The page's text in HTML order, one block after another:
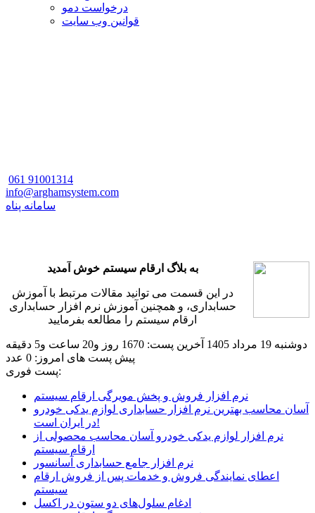
درخواست دمو
قوانین وب سایت
061 91001314
info@arghamsystem.com
سامانه پناه
به بلاگ ارقام سیستم خوش آمدید
در این قسمت می توانید مقالات مرتبط با آموزش
حسابداری، و همچنین آموزش نرم افزار حسابداری
ارقام سیستم را مطالعه بفرمایید
دوشنبه 19 مرداد 1405
آخرین پست: 1670 روز و20 ساعت و5 دقیقه
پیش پست های امروز: 0 عدد
پست فوری:
نرم افزار فروش و پخش مویرگی ارقام سیستم
آسان محاسب بهترین نرم افزار حسابداری لوازم یدکی خودرو
در ایران است!
نرم افزار لوازم یدکی خودرو آسان محاسب محصولی از
ارقام سیستم
نرم افزار جامع حسابداری آسانسور
اعطای نمایندگی فروش و خدمات پس از فروش ارقام
سیستم
ادغام سلول‌های دو ستون در اکسل